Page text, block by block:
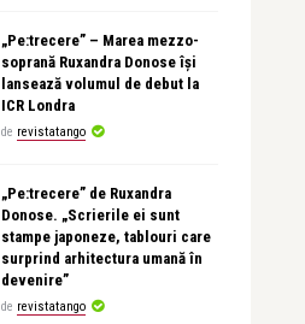
„Pe:trecere” – Marea mezzo-
soprană Ruxandra Donose își
lansează volumul de debut la
ICR Londra
de revistatango
„Pe:trecere” de Ruxandra
Donose. „Scrierile ei sunt
stampe japoneze, tablouri care
surprind arhitectura umană în
devenire”
de revistatango